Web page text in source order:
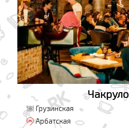
Чакруло
Грузинская
Арбатская